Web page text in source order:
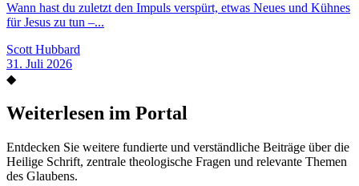
Wann hast du zuletzt den Impuls verspürt, etwas Neues und Kühnes
für Jesus zu tun –...
Scott Hubbard
31. Juli 2026
◆
Weiterlesen im Portal
Entdecken Sie weitere fundierte und verständliche Beiträge über die
Heilige Schrift, zentrale theologische Fragen und relevante Themen
des Glaubens.